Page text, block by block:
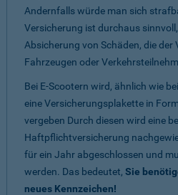
Andernfalls würde man sich
Versicherung ist durchaus
Absicherung von Schäden, die der
Fahrzeugen oder
Bei E-Scootern wird, ähnlich wie
eine Versicherungsplakette in
vergeben Durch diesen wird eine
Haftpflichtversicherung
für ein Jahr abgeschlossen und
werden. Das bedeutet, Sie
neues Kennzeichen!